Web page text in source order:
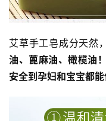
艾草手工皂成分天然
油、蓖麻油、橄榄油！
安全到孕妇和宝宝都能